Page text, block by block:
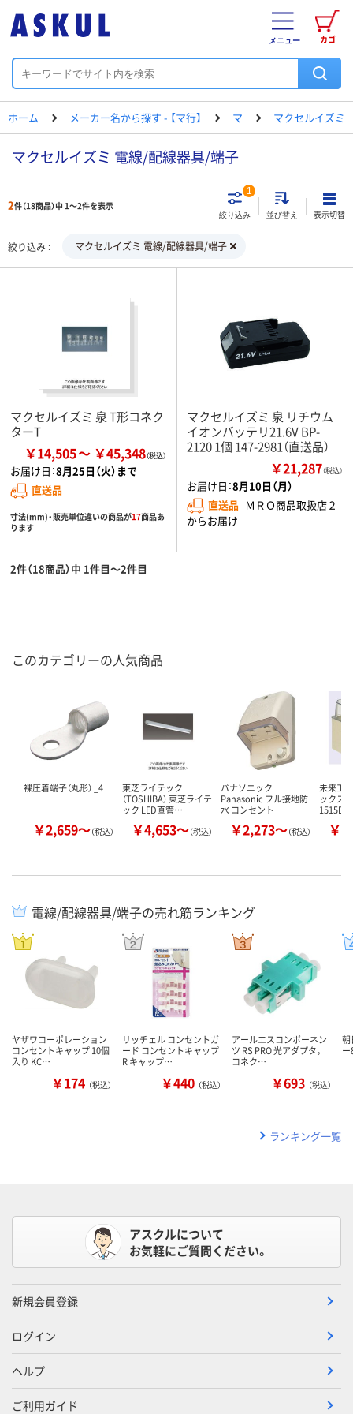
カゴ
メニュー
ホーム メーカー名から探す - 【マ行】 マ マクセルイズミ
マクセルイズミ 電線/配線器具/端子
2件（18商品）中 1～2件を表示
絞り込み
1
並び替え 表示切替
絞り込み マクセルイズミ 電線/配線器具/端子
マクセルイズミ 泉 T形コネク
ターT
￥14,505 ￥45,348
お届け日：8月25日（火）まで
直送品
寸法(mm)・販売単位違いの商品が17商品あ
ります
マクセルイズミ 泉 リチウム
イオンバッテリ21.6V BP-
2120 1個 147-2981（直送品）
￥21,287（税込）
お届け日：8月10日（月）
直送品 ＭＲＯ商品取扱店２
からお届け
2件（18商品）中 1件目～2件目
このカテゴリーの人気商品
裸圧着端子（丸形） _4
￥2,659～（税込）
東芝ライテック
（TOSHIBA） 東芝ライテ
ック LED直管…
￥4,653～（税込）
パナソニック
Panasonic フル接地防
水 コンセント
￥2,273～（税込）
未来工
ックス（
1515D
￥
電線/配線器具/端子の売れ筋ランキング
ヤザワコーポレーション
コンセントキャップ 10個
入り KC…
￥174 （税込）
リッチェル コンセントガ
ード コンセントキャップ
R キャップ…
￥440 （税込）
アールエスコンポーネン
ツ RS PRO 光アダプタ，
コネク…
￥693 （税込）
朝
ー
ランキング一覧
アスクルについて
お気軽にご質問ください。
新規会員登録
ログイン
ヘルプ
ご利用ガイド